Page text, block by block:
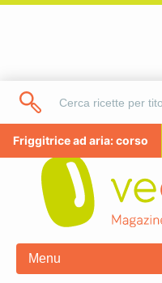
Friggitrice ad aria: corso
Menu